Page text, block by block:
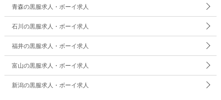
青森の黒服求人・ボーイ求人
石川の黒服求人・ボーイ求人
福井の黒服求人・ボーイ求人
富山の黒服求人・ボーイ求人
新潟の黒服求人・ボーイ求人